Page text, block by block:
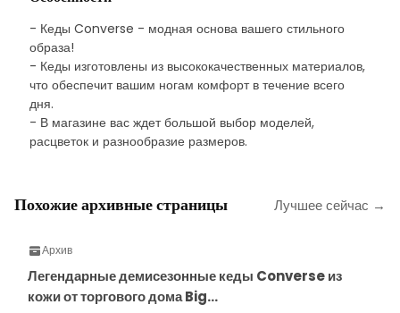
- Кеды Converse - модная основа вашего стильного
образа!
- Кеды изготовлены из высококачественных материалов,
что обеспечит вашим ногам комфорт в течение всего
дня.
- В магазине вас ждет большой выбор моделей,
расцветок и разнообразие размеров.
Похожие архивные страницы Лучшее сейчас →
Архив
Легендарные демисезонные кеды Converse из
кожи от торгового дома Big…